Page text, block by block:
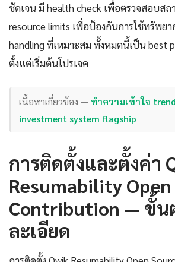
ชัดเจน มี health check เพื่อตรวจสอบส
resource limits เพื่อป้องกันการใช้ทรัพย
handling ที่เหมาะสม ทั้งหมดนี้เป็น best
ตั้งแต่เริ่มต้นโปรเจค
เนื้อหาเกี่ยวข้อง — ทำความเข้าใจ
investment system flagship
การติดตั้งและตั้งค่า
Resumability
Contribution — ขั้น
ละเอียด